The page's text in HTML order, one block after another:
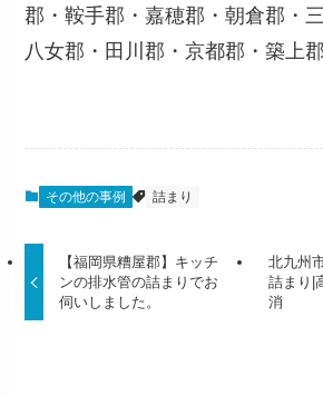
郡・鞍手郡・嘉穂郡・朝倉郡・
八女郡・田川郡・京都郡・築上郡
その他の事例 詰まり
【福岡県糟屋郡】キッチ
ンの排水管の詰まりでお
伺いしました。
北九州
詰まり|
消